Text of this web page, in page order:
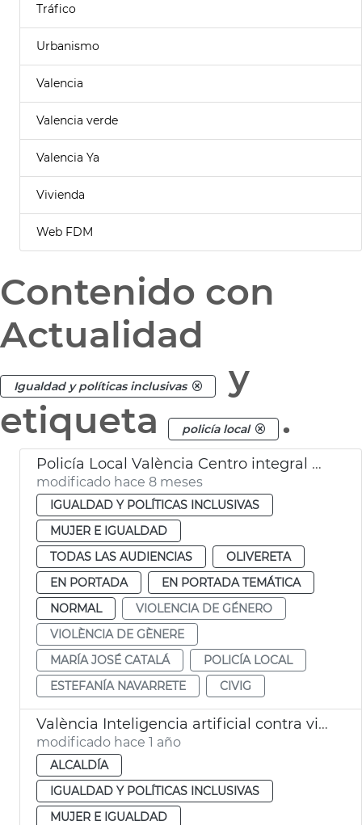
Tráfico
Urbanismo
Valencia
Valencia verde
Valencia Ya
Vivienda
Web FDM
Contenido con
Actualidad
Igualdad y políticas inclusivas
y
etiqueta
policía local .
Policía Local València Centro integral prevención violencia género
modificado hace 8 meses
IGUALDAD Y POLÍTICAS INCLUSIVAS
MUJER E IGUALDAD
TODAS LAS AUDIENCIAS
OLIVERETA
EN PORTADA
EN PORTADA TEMÁTICA
NORMAL
VIOLENCIA DE GÉNERO
VIOLÈNCIA DE GÈNERE
MARÍA JOSÉ CATALÁ
POLICÍA LOCAL
ESTEFANÍA NAVARRETE
CIVIG
València Inteligencia artificial contra violencia género
modificado hace 1 año
ALCALDÍA
IGUALDAD Y POLÍTICAS INCLUSIVAS
MUJER E IGUALDAD